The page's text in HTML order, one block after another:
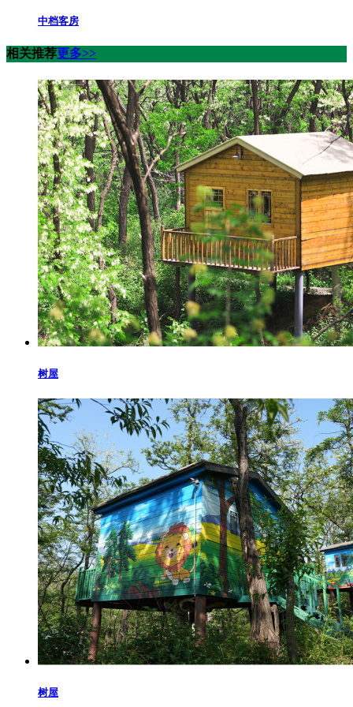
中档客房
相关推荐更多>>
树屋
树屋